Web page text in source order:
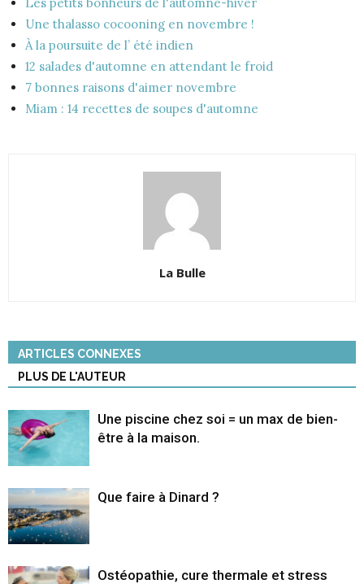
Une thalasso cocooning en novembre !
À la poursuite de l’ été indien
12 salades d'automne en attendant le froid
7 bonnes raisons d'aimer novembre
Miam : 14 recettes de soupes d'automne
La Bulle
ARTICLES CONNEXES
PLUS DE L'AUTEUR
Une piscine chez soi = un max de bien-
être à la maison.
Que faire à Dinard ?
Ostéopathie, cure thermale et stress